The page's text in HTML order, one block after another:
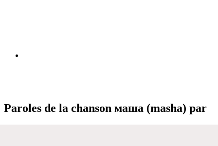
Paroles de la chanson маша (masha) par